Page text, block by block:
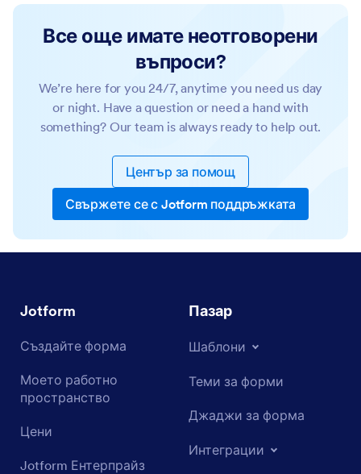
Все още имате неотговорени
въпроси?
We’re here for you 24/7, anytime you need us day
or night. Have a question or need a hand with
something? Our team is always ready to help out.
Център за помощ
Свържете се с Jotform поддръжката
Jotform
Създайте форма
Моето работно
пространство
Цени
Jotform Ентерпрайз
Пазар
Шаблони
Теми за форми
Джаджи за форма
Интеграции